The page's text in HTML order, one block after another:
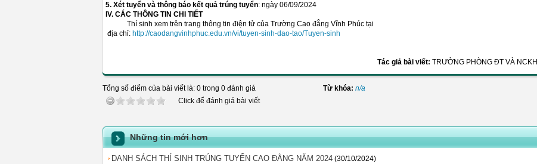
5. Xét tuyển và thông báo kết quả trúng tuyển: ngày 06/09/2024
IV. CÁC THÔNG TIN CHI TIẾT
Thí sinh xem trên trang thông tin điện tử của Trường Cao đẳng Vĩnh Phúc tại
địa chỉ: http://caodangvinhphuc.edu.vn/vi/tuyen-sinh-dao-tao/Tuyen-sinh
Tác giả bài viết: TRƯỞNG PHÒNG ĐT VÀ NCKH
Tổng số điểm của bài viết là: 0 trong 0 đánh giá
Click để đánh giá bài viết
Từ khóa: n/a
Những tin mới hơn
DANH SÁCH THÍ SINH TRÚNG TUYỂN CAO ĐẲNG NĂM 2024 (30/10/2024)